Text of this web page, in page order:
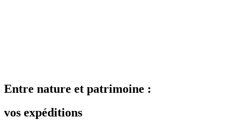
Entre nature et patrimoine :
vos expéditions